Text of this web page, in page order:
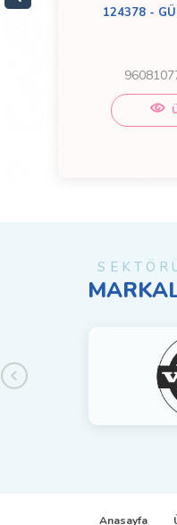
124378 -
Anasayfa